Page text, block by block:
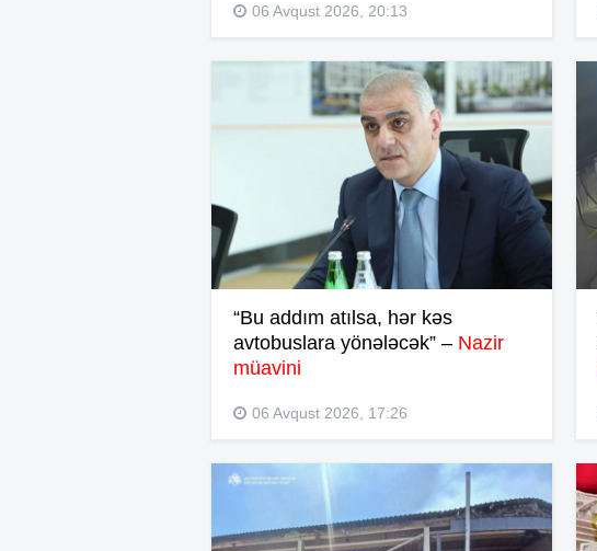
06 Avqust 2026, 20:13
“Bu addım atılsa, hər kəs
avtobuslara yönələcək” – Nazir
müavini
06 Avqust 2026, 17:26